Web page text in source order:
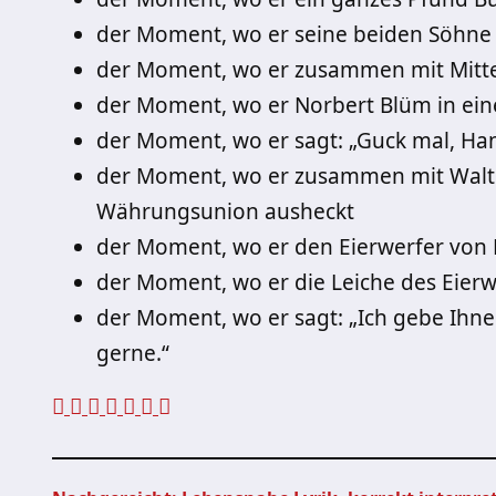
der Moment, wo er seine beiden
der Moment, wo er zusammen mit
der Moment, wo er Norbert Blüm in
der Moment, wo er sagt: „Guck mal,
der Moment, wo er zusammen mit
Währungsunion ausheckt
der Moment, wo er den Eierwerfer
der Moment, wo er die Leiche des
der Moment, wo er sagt: „Ich gebe
gerne.“